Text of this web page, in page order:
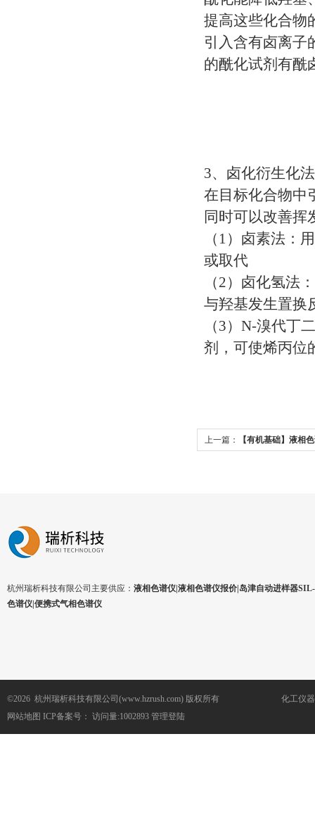
提高这些化合物
引入含有卤离子
的酰化试剂有酰
3、卤化衍生化法
在目标化合物中
同时可以改善挥
（1）卤素法：
或取代
（2）卤化氢法
与羟基发生置换
（3）N-溴代丁
剂，可使烯丙位
上一篇： 【有机基础】液相
杭州瑞析科技有限公司主要供应： 液相色谱仪|液相色谱仪报价|岛津自动进样器
色谱仪|便携式气相色谱仪
©2026 杭州瑞析科技有限公司(www.hzrush.com) 版权所有
网站地图 ICP备案号： 访问量:1002893 管理登陆
化工仪